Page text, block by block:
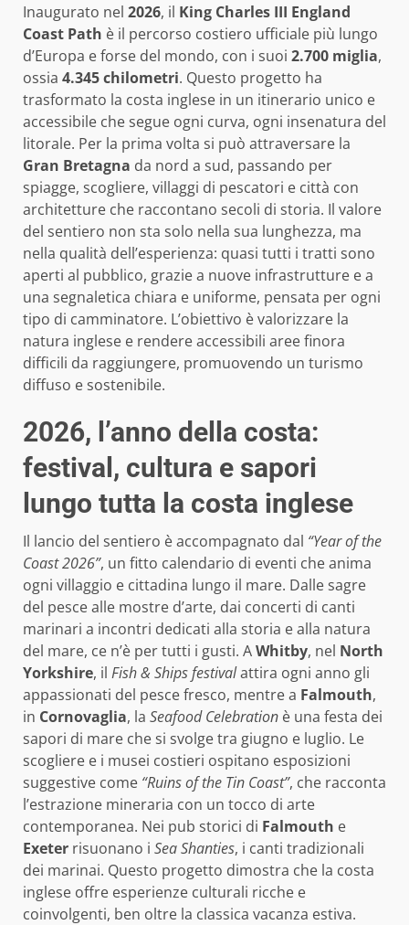
Inaugurato nel 2026, il King Charles III England
Coast Path è il percorso costiero ufficiale più lungo
d’Europa e forse del mondo, con i suoi 2.700 miglia,
ossia 4.345 chilometri. Questo progetto ha
trasformato la costa inglese in un itinerario unico e
accessibile che segue ogni curva, ogni insenatura del
litorale. Per la prima volta si può attraversare la
Gran Bretagna da nord a sud, passando per
spiagge, scogliere, villaggi di pescatori e città con
architetture che raccontano secoli di storia. Il valore
del sentiero non sta solo nella sua lunghezza, ma
nella qualità dell’esperienza: quasi tutti i tratti sono
aperti al pubblico, grazie a nuove infrastrutture e a
una segnaletica chiara e uniforme, pensata per ogni
tipo di camminatore. L’obiettivo è valorizzare la
natura inglese e rendere accessibili aree finora
difficili da raggiungere, promuovendo un turismo
diffuso e sostenibile.
2026, l’anno della costa:
festival, cultura e sapori
lungo tutta la costa inglese
Il lancio del sentiero è accompagnato dal “Year of the
Coast 2026”, un fitto calendario di eventi che anima
ogni villaggio e cittadina lungo il mare. Dalle sagre
del pesce alle mostre d’arte, dai concerti di canti
marinari a incontri dedicati alla storia e alla natura
del mare, ce n’è per tutti i gusti. AWhitby, nel North
Yorkshire, il Fish & Ships festivalattira ogni anno gli
appassionati del pesce fresco, mentre a Falmouth,
in Cornovaglia, la Seafood Celebration è una festa dei
sapori di mare che si svolge tra giugno e luglio. Le
scogliere e i musei costieri ospitano esposizioni
suggestive come “Ruins of the Tin Coast”, che racconta
l’estrazione mineraria con un tocco di arte
contemporanea. Nei pub storici di Falmouth e
Exeter risuonano i Sea Shanties, i canti tradizionali
dei marinai. Questo progetto dimostra che la costa
inglese offre esperienze culturali ricche e
coinvolgenti, ben oltre la classica vacanza estiva.